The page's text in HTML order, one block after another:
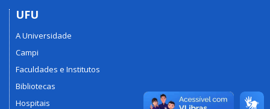
UFU
A Universidade
Campi
Faculdades e Institutos
Bibliotecas
Hospitais